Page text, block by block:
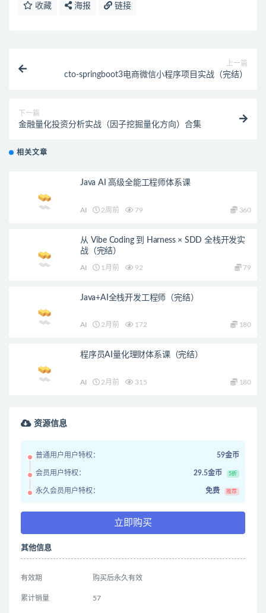
收藏 海报 链接
上一篇
cto-springboot3电商微信小程序项目实战（完结）
下一篇
金融量化投资分析实战（因子挖掘量化方向）合集
相关文章
Java AI 高级全能工程师体系课
AI 2周前 79 360
从 Vibe Coding 到 Harness × SDD 全栈开发实
战（完结）
AI 1月前 92 79
Java+AI全栈开发工程师（完结）
AI 2月前 172 180
程序员AI量化理财体系课（完结）
AI 2月前 315 180
资源信息
普通用户用户特权： 59金币
会员用户特权： 29.5金币 5折
永久会员用户特权： 免费 推荐
立即购买
其他信息
有效期 购买后永久有效
累计销量 57